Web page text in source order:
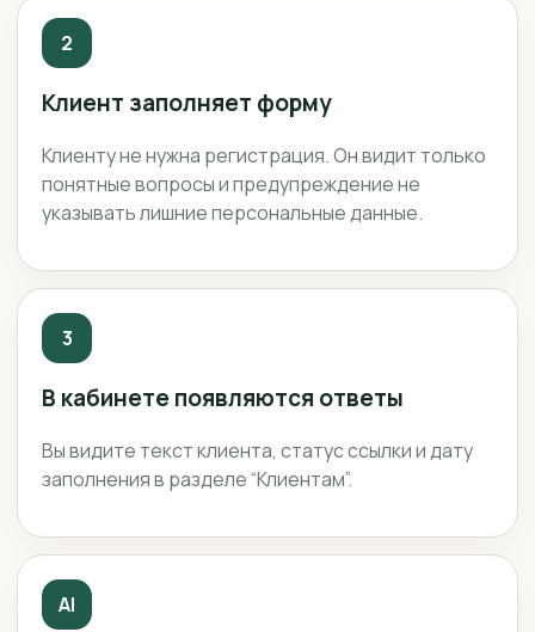
2
Клиент заполняет форму
Клиенту не нужна регистрация. Он видит только
понятные вопросы и предупреждение не
указывать лишние персональные данные.
3
В кабинете появляются ответы
Вы видите текст клиента, статус ссылки и дату
заполнения в разделе “Клиентам”.
AI